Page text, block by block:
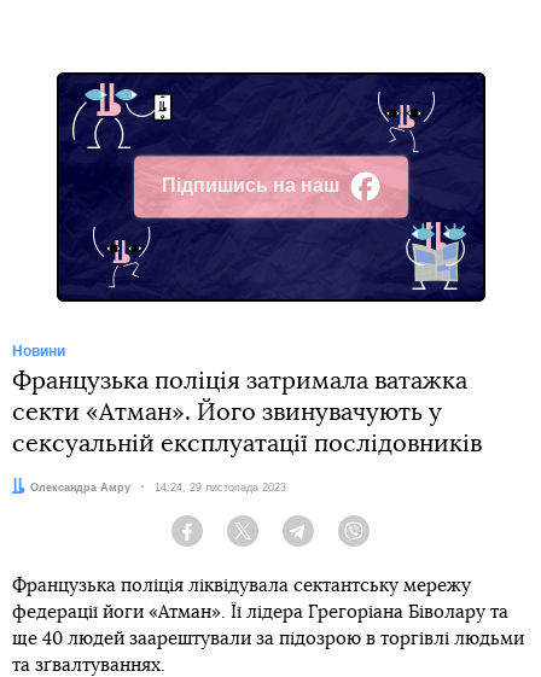
Підпишись на наш
Facebook
Новини
Французька поліція затримала ватажка
секти «Атман». Його звинувачують у
сексуальній експлуатації послідовників
Автор:
Олександра Амру Дата:
14:24, 29 листопада 2023
Facebook Twitter Telegram
Французька поліція ліквідувала сектантську мережу
федерації йоги «Атман». Її лідера Грегоріана Біволару та
ще 40 людей заарештували за підозрою в торгівлі людьми
та зґвалтуваннях.